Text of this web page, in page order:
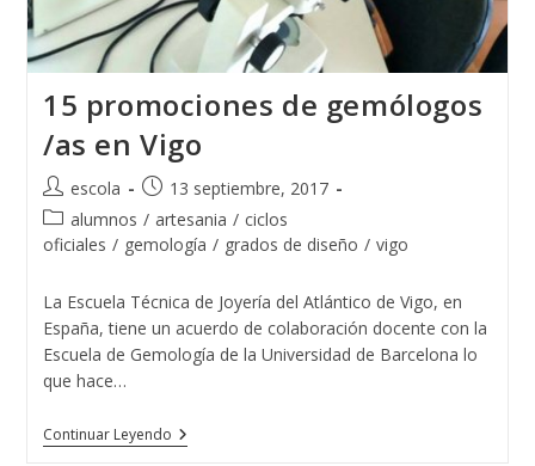
15 promociones de gemólogos
/as en Vigo
Autor
de
la
escola
Publicación
de
la
entrada:
13 septiembre, 2017
Categoría
de
entrada:
alumnos / artesania / ciclos
oficiales / gemología / grados de diseño / vigo
La Escuela Técnica de Joyería del Atlántico de Vigo, en
España, tiene un acuerdo de colaboración docente con la
Escuela de Gemología de la Universidad de Barcelona lo
que hace…
Continuar Leyendo15
Promociones